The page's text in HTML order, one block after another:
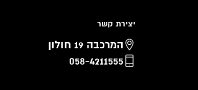
יצירת קשר
המרכבה 19 חולון
058-4211555